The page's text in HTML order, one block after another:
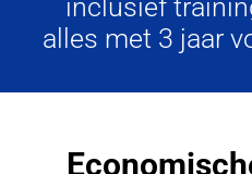
inclusief
alles met 3 jaar